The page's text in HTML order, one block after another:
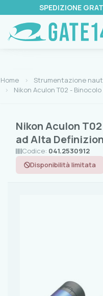
SPEDIZIONE
Home Strumentazione
Nikon Aculon T02 -
Nikon Aculon
ad Alta
Codice: 041.2530912
Disponibilità limitata